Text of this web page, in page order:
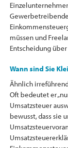
müssen und
Entscheidung
Wann sind Sie
Ähnlich
Oft bedeutet er
Umsatzsteuer
bewusst, dass sie